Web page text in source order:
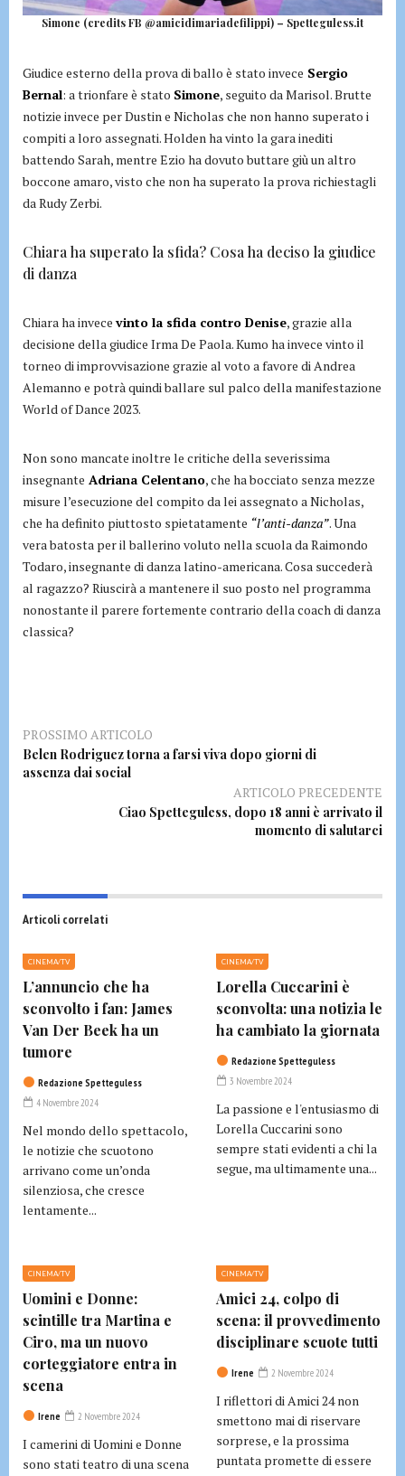
Simone (credits FB @amicidimariadefilippi) – Spetteguless.it
Giudice esterno della prova di ballo è stato invece Sergio
Bernal: a trionfare è stato Simone, seguito da Marisol. Brutte
notizie invece per Dustin e Nicholas che non hanno superato i
compiti a loro assegnati. Holden ha vinto la gara inediti
battendo Sarah, mentre Ezio ha dovuto buttare giù un altro
boccone amaro, visto che non ha superato la prova richiestagli
da Rudy Zerbi.
Chiara ha superato la sfida? Cosa ha deciso la giudice
di danza
Chiara ha invece vinto la sfida contro Denise, grazie alla
decisione della giudice Irma De Paola. Kumo ha invece vinto il
torneo di improvvisazione grazie al voto a favore di Andrea
Alemanno e potrà quindi ballare sul palco della manifestazione
World of Dance 2023.
Non sono mancate inoltre le critiche della severissima
insegnante Adriana Celentano, che ha bocciato senza mezze
misure l’esecuzione del compito da lei assegnato a Nicholas,
che ha definito piuttosto spietatamente “l’anti-danza”. Una
vera batosta per il ballerino voluto nella scuola da Raimondo
Todaro, insegnante di danza latino-americana. Cosa succederà
al ragazzo? Riuscirà a mantenere il suo posto nel programma
nonostante il parere fortemente contrario della coach di danza
classica?
PROSSIMO ARTICOLO
Belen Rodriguez torna a farsi viva dopo giorni di
assenza dai social
ARTICOLO PRECEDENTE
Ciao Spetteguless, dopo 18 anni è arrivato il
momento di salutarci
Articoli correlati
CINEMA/TV
L’annuncio che ha
sconvolto i fan: James
Van Der Beek ha un
tumore
Redazione Spetteguless
4 Novembre 2024
Nel mondo dello spettacolo,
le notizie che scuotono
arrivano come un’onda
silenziosa, che cresce
lentamente...
CINEMA/TV
Lorella Cuccarini è
sconvolta: una notizia le
ha cambiato la giornata
Redazione Spetteguless
3 Novembre 2024
La passione e l'entusiasmo di
Lorella Cuccarini sono
sempre stati evidenti a chi la
segue, ma ultimamente una...
CINEMA/TV
Uomini e Donne:
scintille tra Martina e
Ciro, ma un nuovo
corteggiatore entra in
scena
Irene 2 Novembre 2024
I camerini di Uomini e Donne
sono stati teatro di una scena
CINEMA/TV
Amici 24, colpo di
scena: il provvedimento
disciplinare scuote tutti
Irene 2 Novembre 2024
I riflettori di Amici 24 non
smettono mai di riservare
sorprese, e la prossima
puntata promette di essere